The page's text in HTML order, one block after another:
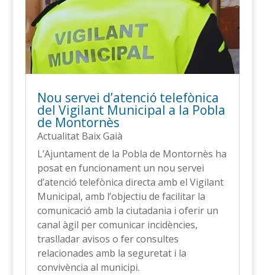
Nou servei d’atenció telefònica
del Vigilant Municipal a la Pobla
de Montornès
Actualitat Baix Gaià
L’Ajuntament de la Pobla de Montornès ha
posat en funcionament un nou servei
d’atenció telefònica directa amb el Vigilant
Municipal, amb l’objectiu de facilitar la
comunicació amb la ciutadania i oferir un
canal àgil per comunicar incidències,
traslladar avisos o fer consultes
relacionades amb la seguretat i la
convivència al municipi.